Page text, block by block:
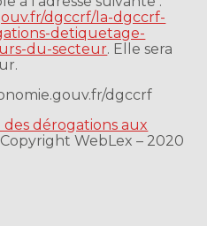
dgccrf/la-dgccrf-
detiquetage-
du-secteur. Elle sera
dgccrf
des dérogations aux
WebLex – 2020